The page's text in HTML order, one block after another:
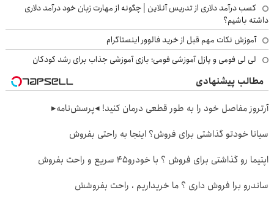
کسب درآمد دلاری از تدریس آنلاین | چگونه از مهارت زبان خود درآمد دلاری
داشته باشیم؟
آموزش نکات مهم قبل از خرید فالوور اینستاگرام
لی لی فومی و پازل آموزشی فومی؛ بازی آموزشی جذاب برای رشد کودکان
مطالب پیشنهادی
آرتروز مفاصل خود را به طور قطعی درمان کنید! ◂پرسش‌نامه▸
سیانا خودتو گذاشتی برای فروش؟ اینجا به راحتی بفروش
اپتیما رو گذاشتی برای فروش ؟ با خودرو45 سریع و راحت بفروش
ساندرو برا فروش داری ؟ ما خریداریم ، راحت بفروشش